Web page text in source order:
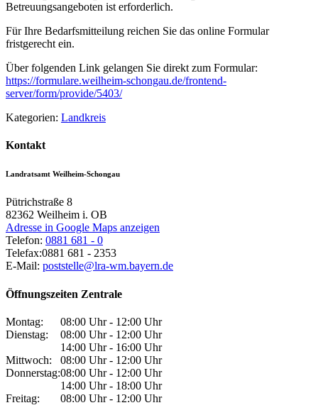
Betreuungsangeboten ist erforderlich.
Für Ihre Bedarfsmitteilung reichen Sie das online Formular
fristgerecht ein.
Über folgenden Link gelangen Sie direkt zum Formular:
https://formulare.weilheim-schongau.de/frontend-
server/form/provide/5403/
Kategorien: Landkreis
Kontakt
Landratsamt Weilheim-Schongau
Pütrichstraße 8
82362 Weilheim i. OB
Adresse in Google Maps anzeigen
Telefon: 0881 681 - 0
Telefax:0881 681 - 2353
E-Mail: poststelle@lra-wm.bayern.de
Öffnungszeiten Zentrale
Montag:
08:00 Uhr - 12:00 Uhr
Dienstag:
08:00 Uhr - 12:00 Uhr
14:00 Uhr - 16:00 Uhr
Mittwoch:
08:00 Uhr - 12:00 Uhr
Donnerstag:08:00 Uhr - 12:00 Uhr
14:00 Uhr - 18:00 Uhr
Freitag:
08:00 Uhr - 12:00 Uhr